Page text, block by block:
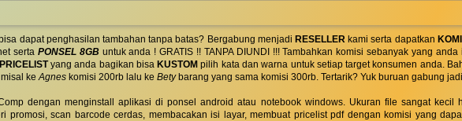
dapat penghasilan tambahan tanpa batas? Bergabung menjadi RESELLER kami serta dapatkan
serta PONSEL 8GBuntuk anda ! GRATIS !! TANPA DIUNDI !!! Tambahkan komisi sebanyak yang
yang anda bagikan bisa KUSTOM pilih kata dan warna untuk setiap target konsumen anda.
misal keAgnes komisi 200rb lalu ke Betybarang yang sama komisi 300rb. Tertarik? Yuk buruan gabung
dengan menginstall aplikasi di ponsel android atau notebook windows. Ukuran file sangat kecil
promosi, scan barcode cerdas, membacakan isi layar, membuat pricelist pdf dengan komisi yang